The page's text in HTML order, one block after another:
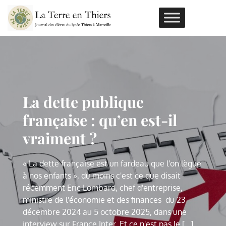
Skip
content
le
?
et auteur notable de
lors de son doctorat un
présentant les
extraordinaire située à
Le niveau de
y inclut un [...]
La dette publique
française : qu’en est-il
vraiment ?
« La dette française est un fardeau que l'on lègue
à nos enfants », du moins c'est ce que disait
récemment Eric Lombard, chef d'entreprise,
ministre de l'économie et des finances du 23
décembre 2024 au 5 octobre 2025, dans une
interview sur France Inter. Et ce n'est pas le [...]
Connaissez-
pastiche
scientifique
Isaac Asimov,
l'Age d'or de la SF, a
pastiche d'étude
propriétés d'une
la fois dans le passé et
détail du pastiche est